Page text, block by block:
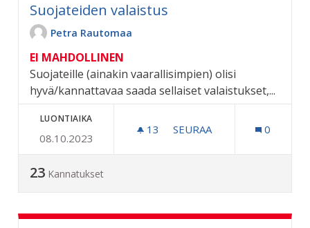
Suojateiden valaistus
Petra Rautomaa
EI MAHDOLLINEN
Suojateille (ainakin vaarallisimpien) olisi
hyvä/kannattavaa saada sellaiset valaistukset,...
LUONTIAIKA
08.10.2023
13 13 SEURAAJAA
SEURAA 0
23 Kannatukset